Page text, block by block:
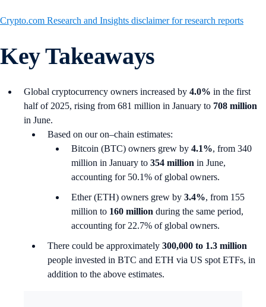
Crypto.com Research and Insights disclaimer for research reports
Key Takeaways
Global cryptocurrency owners increased by 4.0% in the first
half of 2025, rising from 681 million in January to 708 million
in June.
Based on our on–chain estimates:
Bitcoin (BTC) owners grew by 4.1%, from 340
million in January to 354 million in June,
accounting for 50.1% of global owners.
Ether (ETH) owners grew by 3.4%, from 155
million to 160 million during the same period,
accounting for 22.7% of global owners.
There could be approximately 300,000 to 1.3 million
people invested in BTC and ETH via US spot ETFs, in
addition to the above estimates.